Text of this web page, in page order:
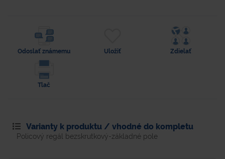
Odoslať známemu Uložiť Zdielať
Tlač
Varianty k produktu / vhodné do kompletu
Policový regál bezskrutkový-základné pole